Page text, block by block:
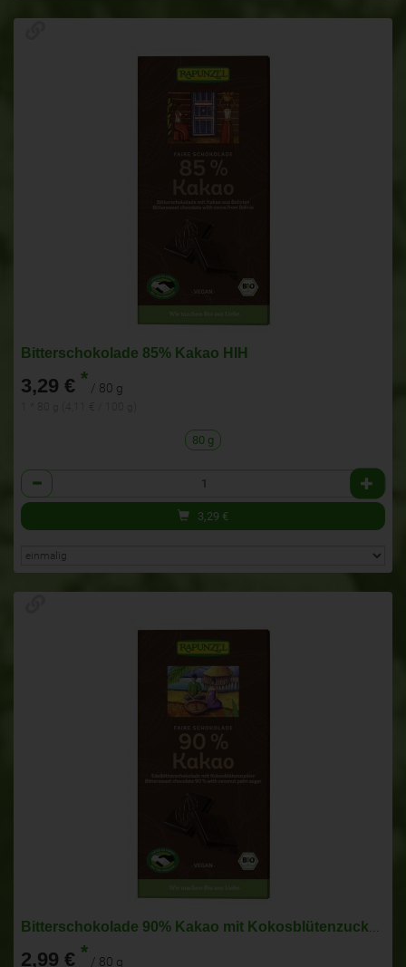
Bitterschokolade 85% Kakao HIH
3,29 € * / 80 g
80 g
Anzahl
3,29 €
2,99 € * / 80 g